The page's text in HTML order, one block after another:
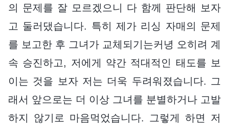
의 문제를 잘 모르겠으니 다 함께 판단해 보자
고 둘러댔습니다. 특히 제가 리싱 자매의 문제
를 보고한 후 그녀가 교체되기는커녕 오히려 계
속 승진하고, 저에게 약간 적대적인 태도를 보
이는 것을 보자 저는 더욱 두려워졌습니다. 그
래서 앞으로는 더 이상 그녀를 분별하거나 고발
하지 않기로 마음먹었습니다. 그렇게 하면 저